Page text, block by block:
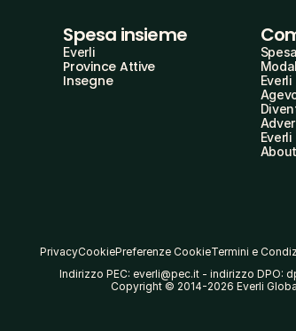
Spesa insieme
Everli
Province Attive
Insegne
Everli
PrivacyCookiePreferenze CookieTermini e
Indirizzo PEC: everli@pec.it - indirizzo DPO:
Copyright © 2014-2026 Everli